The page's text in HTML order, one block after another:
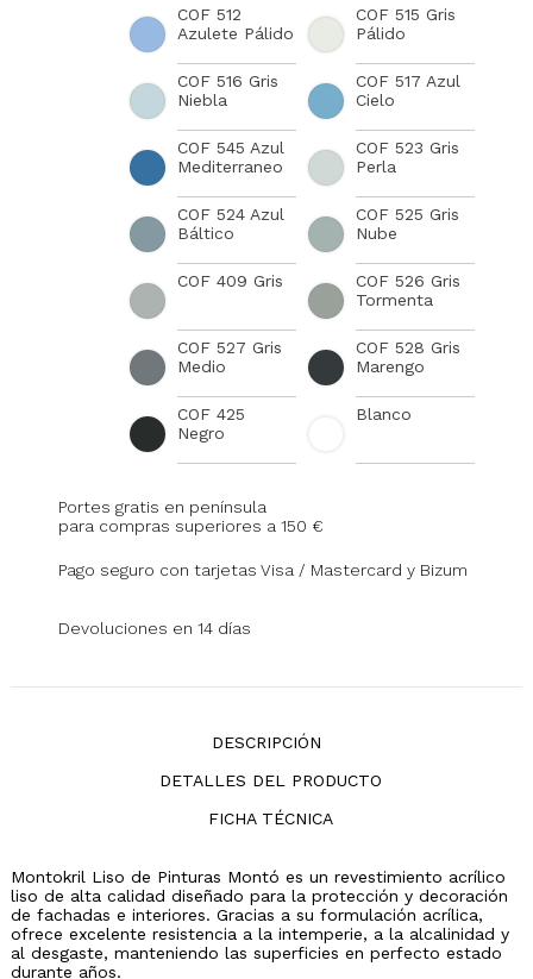
COF 512
Azulete Pálido
COF 515 Gris
Pálido
COF 516 Gris
Niebla
COF 517 Azul
Cielo
COF 545 Azul
Mediterraneo
COF 523 Gris
Perla
COF 524 Azul
Báltico
COF 525 Gris
Nube
COF 409 Gris
COF 526 Gris
Tormenta
COF 527 Gris
Medio
COF 528 Gris
Marengo
COF 425
Negro
Blanco
Portes gratis en península
para compras superiores a 150 €
Pago seguro con tarjetas Visa / Mastercard y Bizum
Devoluciones en 14 días
DESCRIPCIÓN
DETALLES DEL PRODUCTO
FICHA TÉCNICA
Montokril Liso de Pinturas Montó es un revestimiento acrílico
liso de alta calidad diseñado para la protección y decoración
de fachadas e interiores. Gracias a su formulación acrílica,
ofrece excelente resistencia a la intemperie, a la alcalinidad y
al desgaste, manteniendo las superficies en perfecto estado
durante años.